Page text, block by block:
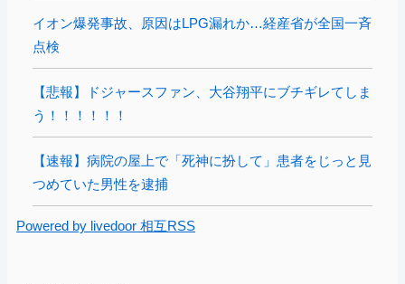
イオン爆発事故、原因はLPG漏れか…経産省が全国一斉
点検
【悲報】ドジャースファン、大谷翔平にブチギレてしま
う！！！！！！
【速報】病院の屋上で「死神に扮して」患者をじっと見
つめていた男性を逮捕
Powered by livedoor 相互RSS